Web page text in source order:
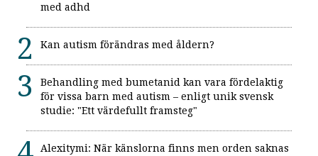
med adhd
Kan autism förändras med åldern?
Behandling med bumetanid kan vara fördelaktig
för vissa barn med autism – enligt unik svensk
studie: "Ett värdefullt framsteg"
Alexitymi: När känslorna finns men orden saknas